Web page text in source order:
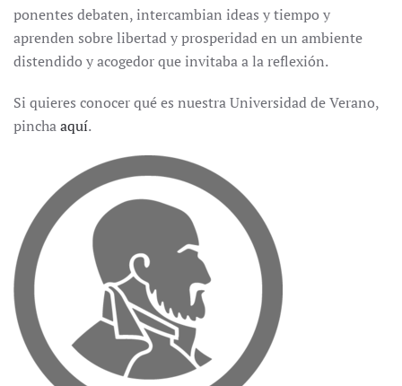
ponentes debaten, intercambian ideas y tiempo y
aprenden sobre libertad y prosperidad en un ambiente
distendido y acogedor que invitaba a la reflexión.
Si quieres conocer qué es nuestra Universidad de Verano,
pinchaaquí.